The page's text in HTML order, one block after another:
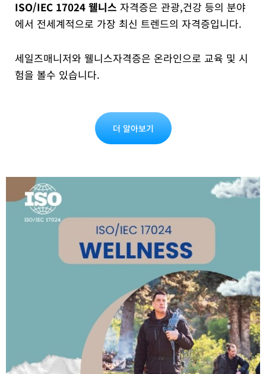
ISO/IEC 17024 웰니스 자격증은 관광,건강 등의 분야
에서 전세계적으로 가장 최신 트렌드의 자격증입니다.
세일즈매니저와 웰니스자격증은 온라인으로 교육 및 시
험을 볼수 있습니다.
더 알아보기